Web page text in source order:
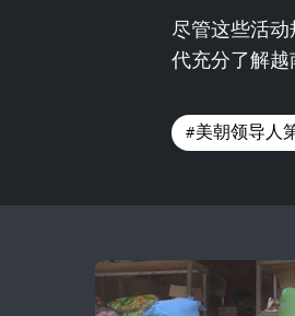
尽管这些活
代充分了解越
#美朝领导人